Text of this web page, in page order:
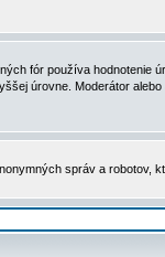
fór používa hodnotenie
úrovne. Moderátor
správ a robotov,